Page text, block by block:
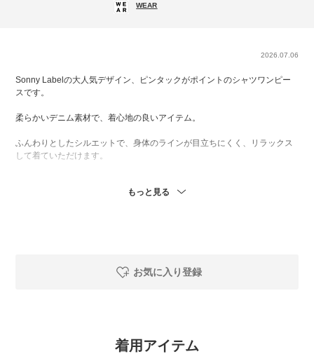
WEAR
2026.07.06
Sonny Labelの大人気デザイン、ピンタックがポイントのシャツワンピー
スです。
柔らかいデニム素材で、着心地の良いアイテム。
ふんわりとしたシルエットで、身体のラインが目立ちにくく、リラックス
して着ていただけます。
アーバンリサーチのオンラインの商品が店舗に取り寄せ・取り置きが可能
なとても便利なサービス「トリおけーる」も是非ご利用ください。
URBAN RESEARCH Sonny Label 錦糸町パルコ店
もっと見る
お気に入り登録
着用アイテム